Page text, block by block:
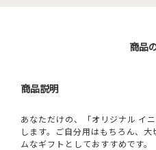
商品
商品説明
あなただけの、「オリジナル イ
します。ご自分用はもちろん、
ムなギフトとしておすすめです。